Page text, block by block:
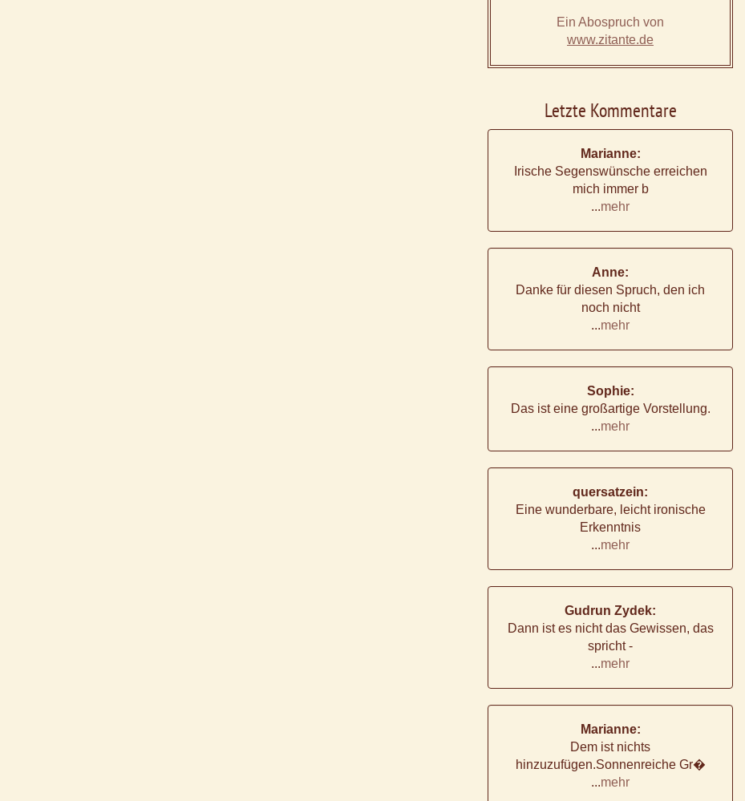
Ein Abospruch von
www.zitante.de
Letzte Kommentare
Marianne:
Irische Segenswünsche erreichen
mich immer b
...mehr
Anne:
Danke für diesen Spruch, den ich
noch nicht
...mehr
Sophie:
Das ist eine großartige Vorstellung.
...mehr
quersatzein:
Eine wunderbare, leicht ironische
Erkenntnis
...mehr
Gudrun Zydek:
Dann ist es nicht das Gewissen, das
spricht -
...mehr
Marianne:
Dem ist nichts
hinzuzufügen.Sonnenreiche Gr�
...mehr